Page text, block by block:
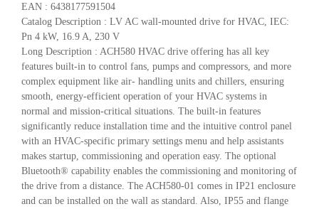
EAN : 6438177591504
Catalog Description : LV AC wall-mounted drive for HVAC, IEC:
Pn 4 kW, 16.9 A, 230 V
Long Description : ACH580 HVAC drive offering has all key
features built-in to control fans, pumps and compressors, and more
complex equipment like air- handling units and chillers, ensuring
smooth, energy-efficient operation of your HVAC systems in
normal and mission-critical situations. The built-in features
significantly reduce installation time and the intuitive control panel
with an HVAC-specific primary settings menu and help assistants
makes startup, commissioning and operation easy. The optional
Bluetooth® capability enables the commissioning and monitoring of
the drive from a distance. The ACH580-01 comes in IP21 enclosure
and can be installed on the wall as standard. Also, IP55 and flange